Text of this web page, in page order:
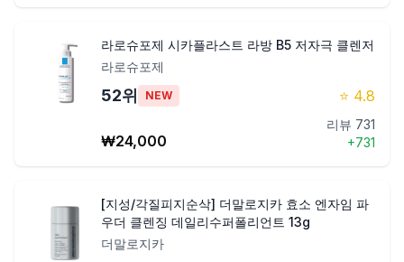
라로슈포제 시카플라스트 라방 B5 저자극 클렌저
라로슈포제
52위 NEW ⭐ 4.8
₩24,000
리뷰 731
+731
[지성/각질피지순삭] 더말로지카 효소 엔자임 파
우더 클렌징 데일리수퍼폴리언트 13g
더말로지카